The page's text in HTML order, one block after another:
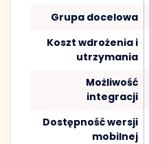
Grupa docelowa
Koszt wdrożenia i
utrzymania
Możliwość
integracji
Dostępność wersji
mobilnej